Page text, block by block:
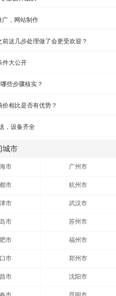
广，网站制作
这几步处理做了会更受欢迎？
件大公开
些步骤核实？
相比是否有优势？
，设备齐全
城市
市 广州市
市 杭州市
市 武汉市
市 苏州市
市 福州市
市 郑州市
市 沈阳市